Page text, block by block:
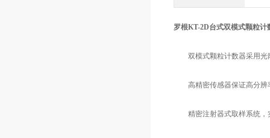
罗根KT-2D台式双模式颗粒计
双模式颗粒计数器采用光
高精密传感器保证高分辨
精密注射器式取样系统，